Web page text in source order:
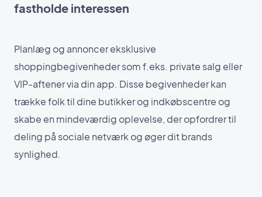
fastholde interessen
Planlæg og annoncer eksklusive
shoppingbegivenheder som f.eks. private salg eller
VIP-aftener via din app. Disse begivenheder kan
trække folk til dine butikker og indkøbscentre og
skabe en mindeværdig oplevelse, der opfordrer til
deling på sociale netværk og øger dit brands
synlighed.